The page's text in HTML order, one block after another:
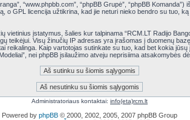
“www.phpbb.com”, “phpBB Grupė”, “phpBB Komanda”)
GPL licencija užtikrina, kad jie neturi nieko bendro su tuo,
įstatymus, šalies kur talpinama “RCM.LT Radijo
Visų žinučių IP adresas yra įrašomas į duomenų
reikalinga. Kaip vartotojas sutinkate su tuo, kad bet kokia
nei phpBB įsilaužimo atveju neprisiima atsakomybės
Administratoriaus kontaktai: info(eta)rcm.lt
Powered by phpBB © 2000, 2002, 2005, 2007 phpBB Group